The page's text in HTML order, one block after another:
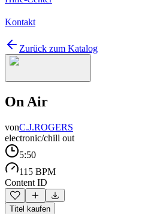
Kontakt
Zurück zum Katalog
On Air
vonC.J.ROGERS
electronic/chill out
5:50
115 BPM
Content ID
Titel kaufen